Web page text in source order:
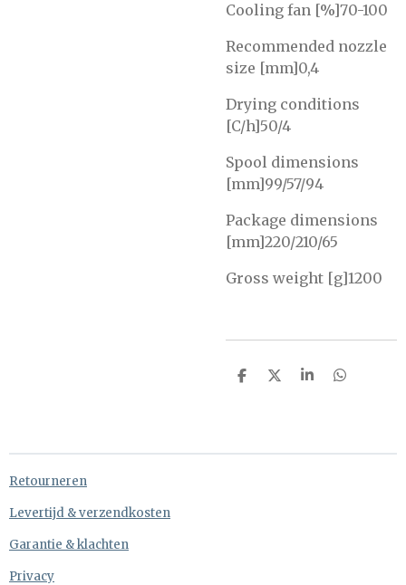
Cooling fan [%]70-100
Recommended nozzle
size [mm]0,4
Drying conditions
[C/h]50/4
Spool dimensions
[mm]99/57/94
Package dimensions
[mm]220/210/65
Gross weight [g]1200
D
D
S
D
Retourneren
Levertijd & verzendkosten
Garantie & klachten
Privacy